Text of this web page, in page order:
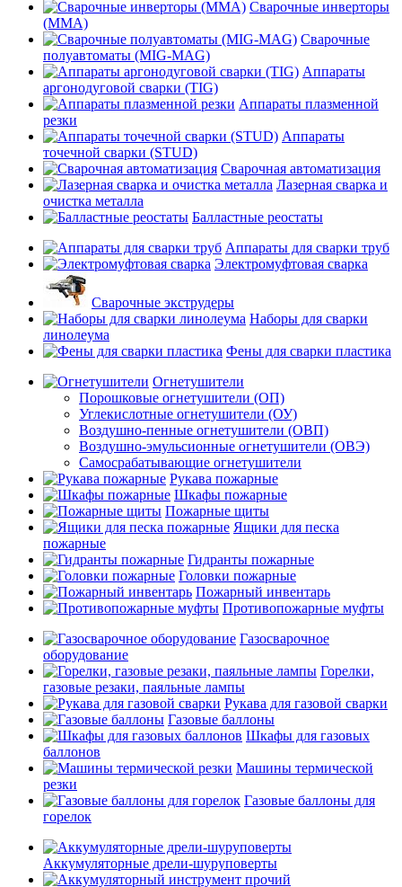
Сварочные инверторы
(MMA)
Сварочные
полуавтоматы (MIG-MAG)
Аппараты
аргонодуговой сварки (TIG)
Аппараты плазменной
резки
Аппараты
точечной сварки (STUD)
Сварочная автоматизация
Лазерная сварка и
очистка металла
Балластные реостаты
Аппараты для сварки труб
Электромуфтовая сварка
Сварочные экструдеры
Наборы для сварки
линолеума
Фены для сварки пластика
Огнетушители
Порошковые огнетушители (ОП)
Углекислотные огнетушители (ОУ)
Воздушно-пенные огнетушители (ОВП)
Воздушно-эмульсионные огнетушители (ОВЭ)
Самосрабатывающие огнетушители
Рукава пожарные
Шкафы пожарные
Пожарные щиты
Ящики для песка
пожарные
Гидранты пожарные
Головки пожарные
Пожарный инвентарь
Противопожарные муфты
Газосварочное
оборудование
Горелки,
газовые резаки, паяльные лампы
Рукава для газовой сварки
Газовые баллоны
Шкафы для газовых
баллонов
Машины термической
резки
Газовые баллоны для
горелок
Аккумуляторные дрели-шуруповерты